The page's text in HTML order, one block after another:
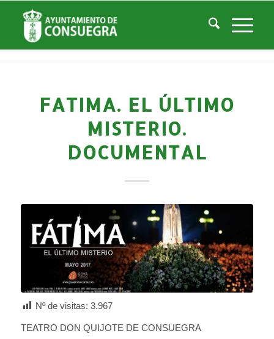
Noticias
Usted está aquí: Inicio / Noticias Cultura /
Teatro Don Quijote / Histórico de Eventos Teatro
FATIMA. EL ÚLTIMO
MISTERIO.
DOCUMENTAL
Nº de visitas: 3.967
TEATRO DON QUIJOTE DE CONSUEGRA